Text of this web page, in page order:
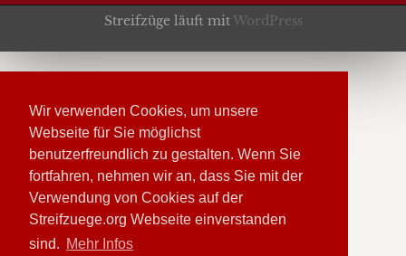
Wir verwenden Cookies, um unsere
Webseite für Sie möglichst
benutzerfreundlich zu gestalten. Wenn Sie
fortfahren, nehmen wir an, dass Sie mit der
Verwendung von Cookies auf der
Streifzuege.org Webseite einverstanden
sind. Mehr Infos
Streifzüge läuft mitWordPress